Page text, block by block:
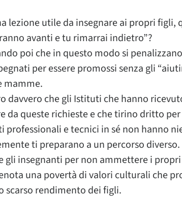
lezione utile da insegnare ai propri figli,
avanti e tu rimarrai indietro”?
poi che in questo modo si
per essere promossi senza gli
mamme.
davvero che gli Istituti che hanno
da queste richieste e che tirino dritto
professionali e tecnici in sé non hanno
ti preparano a un percorso diverso.
gli insegnanti per non ammettere i
una povertà di valori culturali che
scarso rendimento dei figli.